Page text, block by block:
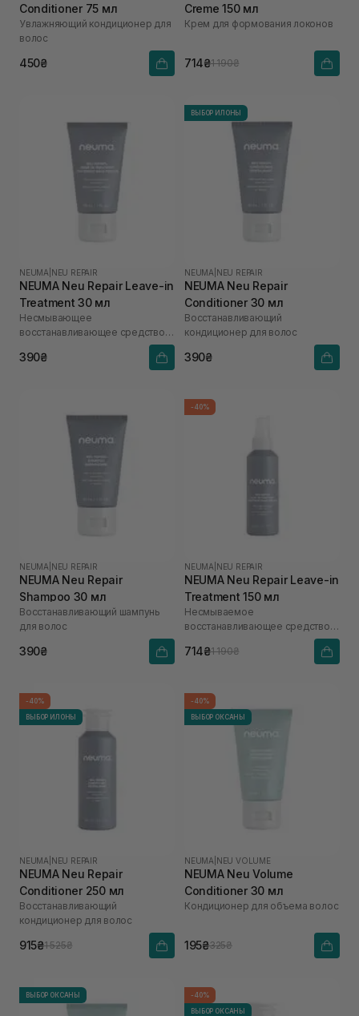
Conditioner 75 мл
Увлажняющий кондиционер для
волос
450₴
Creme 150 мл
Крем для формования локонов
714₴1 190₴
NEUMA NEU REPAIR
NEUMA Neu Repair Leave-in
Treatment 30 мл
Несмывающее
восстанавливающее средство
390₴
ВЫБОР ИЛОНЫ
NEUMA NEU REPAIR
NEUMA Neu Repair
Conditioner 30 мл
Восстанавливающий
кондиционер для волос
390₴
NEUMA NEU REPAIR
NEUMA Neu Repair
Shampoo 30 мл
Восстанавливающий шампунь
для волос
390₴
-40%
NEUMA NEU REPAIR
NEUMA Neu Repair Leave-in
Treatment 150 мл
Несмываемое
восстанавливающее средство
714₴1 190₴
-40%
ВЫБОР ИЛОНЫ
NEUMA NEU REPAIR
NEUMA Neu Repair
Conditioner 250 мл
Восстанавливающий
кондиционер для волос
915₴1 525₴
-40%
ВЫБОР ОКСАНЫ
NEUMA NEU VOLUME
NEUMA Neu Volume
Conditioner 30 мл
Кондиционер для объема волос
195₴325₴
ВЫБОР ОКСАНЫ
-40%
ВЫБОР ОКСАНЫ